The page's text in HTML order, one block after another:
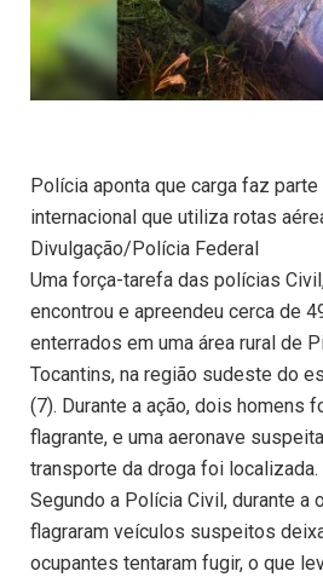
Polícia aponta que carga faz
internacional que utiliza rotas
Divulgação/Polícia Federal
Uma força-tarefa das polícias
encontrou e apreendeu cerca de
enterrados em uma área rural de
Tocantins, na região sudeste do
(7). Durante a ação, dois homens
flagrante, e uma aeronave
transporte da droga foi localizada.
Segundo a Polícia Civil, durante a
flagraram veículos suspeitos
ocupantes tentaram fugir, o que